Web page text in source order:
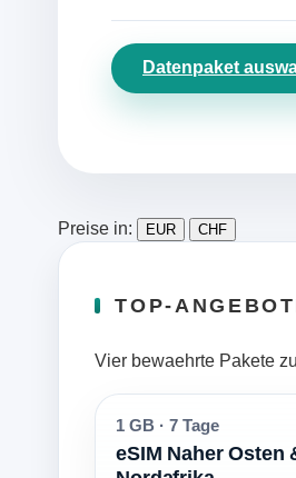
Datenpaket
Preise in: EUR CHF
TOP-
Vier bewaehrte Pakete
1 GB · 7 Tage
eSIM Naher Osten